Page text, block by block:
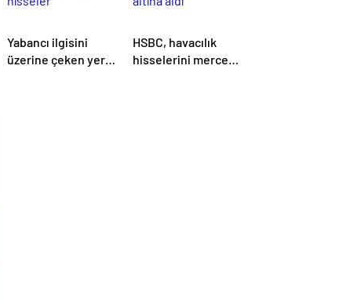
Yabancı ilgisini
üzerine çeken yerli
HSBC, havacılık
hisselerini mercek